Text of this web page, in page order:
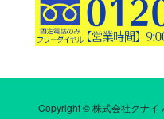
Copyright © 株式会社クナイ